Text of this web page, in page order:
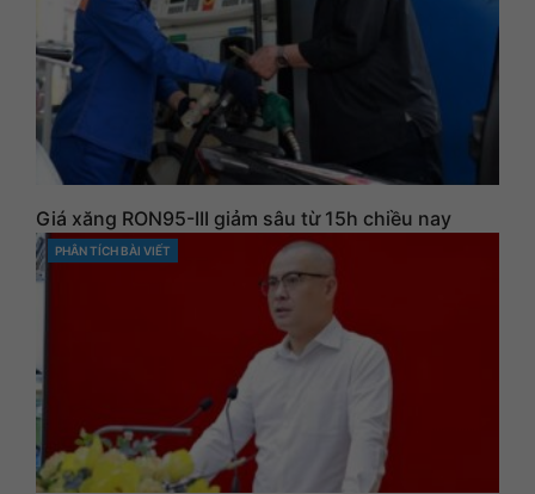
Giá xăng RON95-III giảm sâu từ 15h chiều nay
CATEGORIES
PHÂN TÍCH BÀI VIẾT